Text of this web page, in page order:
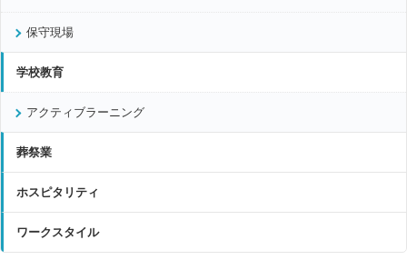
保守現場
学校教育
アクティブラーニング
葬祭業
ホスピタリティ
ワークスタイル